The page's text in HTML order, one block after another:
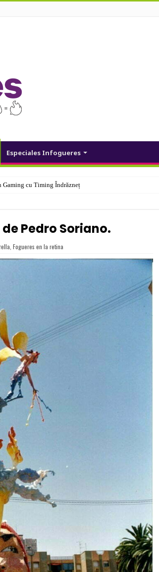
Especiales Infogueres
Gaming cu Timing Îndrăzneț
de Pedro Soriano.
Fogueres en la retina